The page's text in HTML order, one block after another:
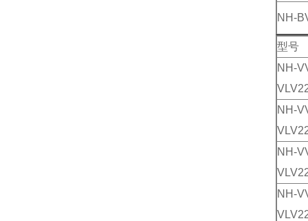
NH-
型号
NH-
NH-
NH-
NH-